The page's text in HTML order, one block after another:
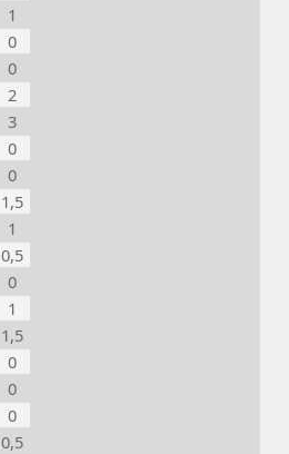
1
0
0
2
3
0
0
1,5
1
0,5
0
1
1,5
0
0
0
0,5